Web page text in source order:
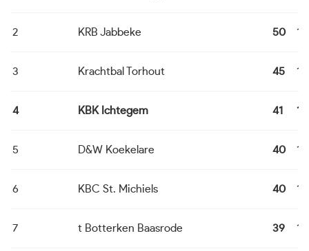
2 KRB Jabbeke 50 14
3 Krachtbal Torhout 45 14
4 KBK Ichtegem 41 14
5 D&W Koekelare 40 14
6 KBC St. Michiels 40 14
7 t Botterken Baasrode 39 14